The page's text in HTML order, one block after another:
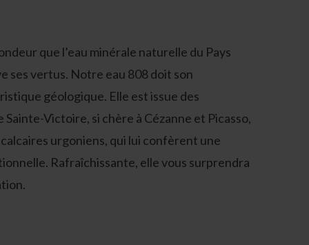
que l’eau minérale naturelle du Pays
ses vertus. Notre eau 808 doit son
géologique. Elle est issue des
Victoire, si chère à Cézanne et Picasso,
urgoniens, qui lui confèrent une
Rafraîchissante, elle vous surprendra